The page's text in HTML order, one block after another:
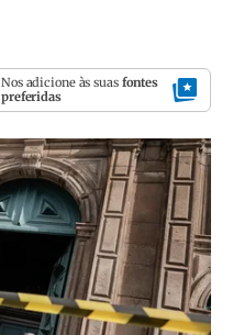
Nos adicione às suas fontes
preferidas